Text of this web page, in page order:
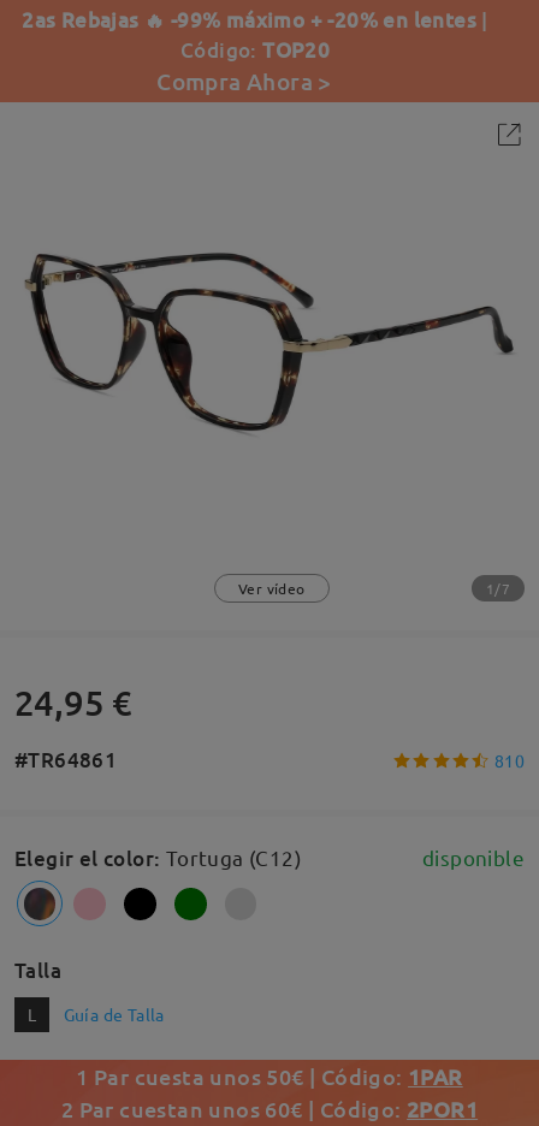
2as Rebajas 🔥 -99% máximo + -20% en lentes |
Código:TOP20
Compra Ahora >
Ver vídeo 1/7
24,95 €
#TR64861 810
Elegir el color: Tortuga (C12) disponible
Talla
L Guía de Talla
1 Par cuesta unos 50€ | Código: 1PAR
2 Par cuestan unos 60€ | Código: 2POR1